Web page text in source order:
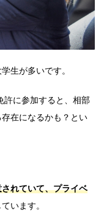
生が多いです。
許に参加すると、相部
在になるかも？とい
れていて、プライベ
ています。